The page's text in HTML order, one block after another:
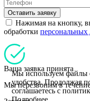
Оставить заявку
Нажимая на кнопку,
обработки
Ваша заявка принята
Мы перезвоним в
Мы используем файлы
удобства. Продолжая
соглашаетесь с
Подробнее